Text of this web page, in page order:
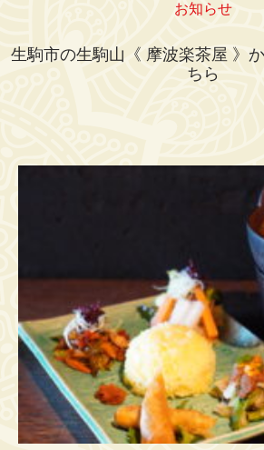
お知らせ
生駒市の生駒山《 摩波楽茶屋 》
ちら